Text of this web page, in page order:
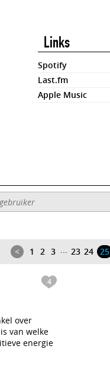
Links
Spotify
Last.fm
Apple Music
< 1 2 3 ... 23 24 25
4
over
van welke
energie